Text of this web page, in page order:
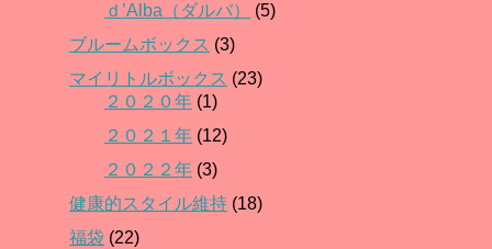
ｄ’Alba（ダルバ）
(5)
ブルームボックス (3)
マイリトルボックス (23)
２０２０年 (1)
２０２１年 (12)
２０２２年 (3)
健康的スタイル維持 (18)
福袋 (22)